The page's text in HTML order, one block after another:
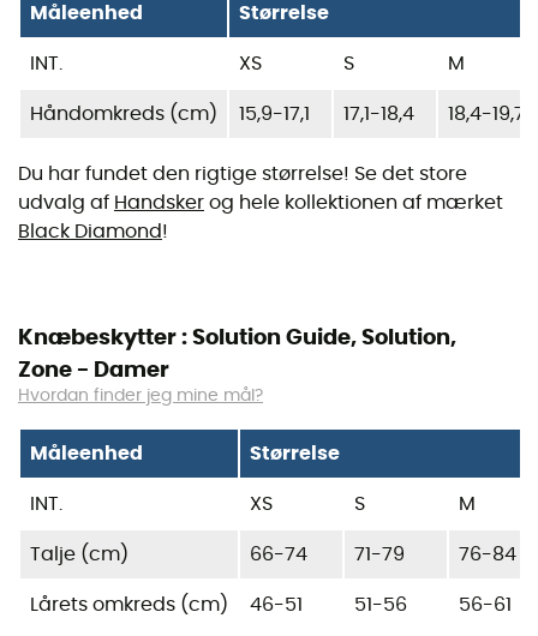
Måleenhed Størrelse
INT. XS S M
Håndomkreds (cm) 15,9-17,1 17,1-18,4 18,4-19,7
Du har fundet den rigtige størrelse! Se det store
udvalg af Handsker og hele kollektionen af mærket
Black Diamond!
Knæbeskytter : Solution Guide, Solution,
Zone - Damer
Hvordan finder jeg mine mål?
Måleenhed Størrelse
INT. XS S M
Talje (cm) 66-74 71-79 76-84
Lårets omkreds (cm) 46-51 51-56 56-61